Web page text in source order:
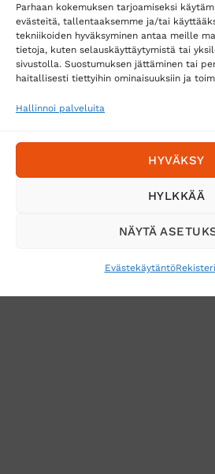
Parhaan kokemuksen tarjoamiseksi
evästeitä, tallentaaksemme ja/tai
tekniikoiden hyväksyminen antaa meille
tietoja, kuten selauskäyttäytymistä tai
sivustolla. Suostumuksen jättäminen tai
haitallisesti tiettyihin ominaisuuksiin ja
Hallinnoi palveluita
HYVÄKSY
HYLKKÄÄ
NÄYTÄ
Evästekäytäntö
Toimitustavat
Posti
Matkahuolto
Tilaa uutiskirje ja saat